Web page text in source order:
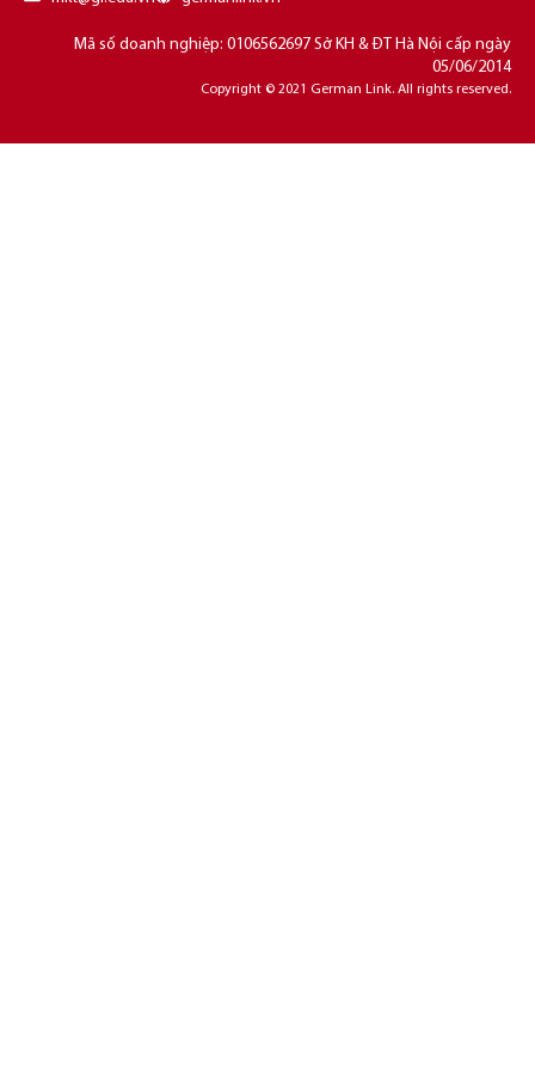
Mã số doanh nghiệp: 0106562697 Sở KH & ĐT Hà Nội cấp ngày
05/06/2014
Copyright © 2021 German Link. All rights reserved.